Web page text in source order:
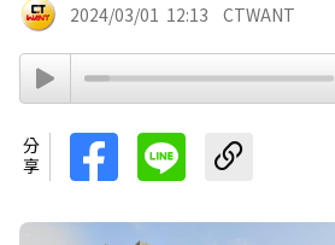
2024/03/01 12:13 CTWANT
分享